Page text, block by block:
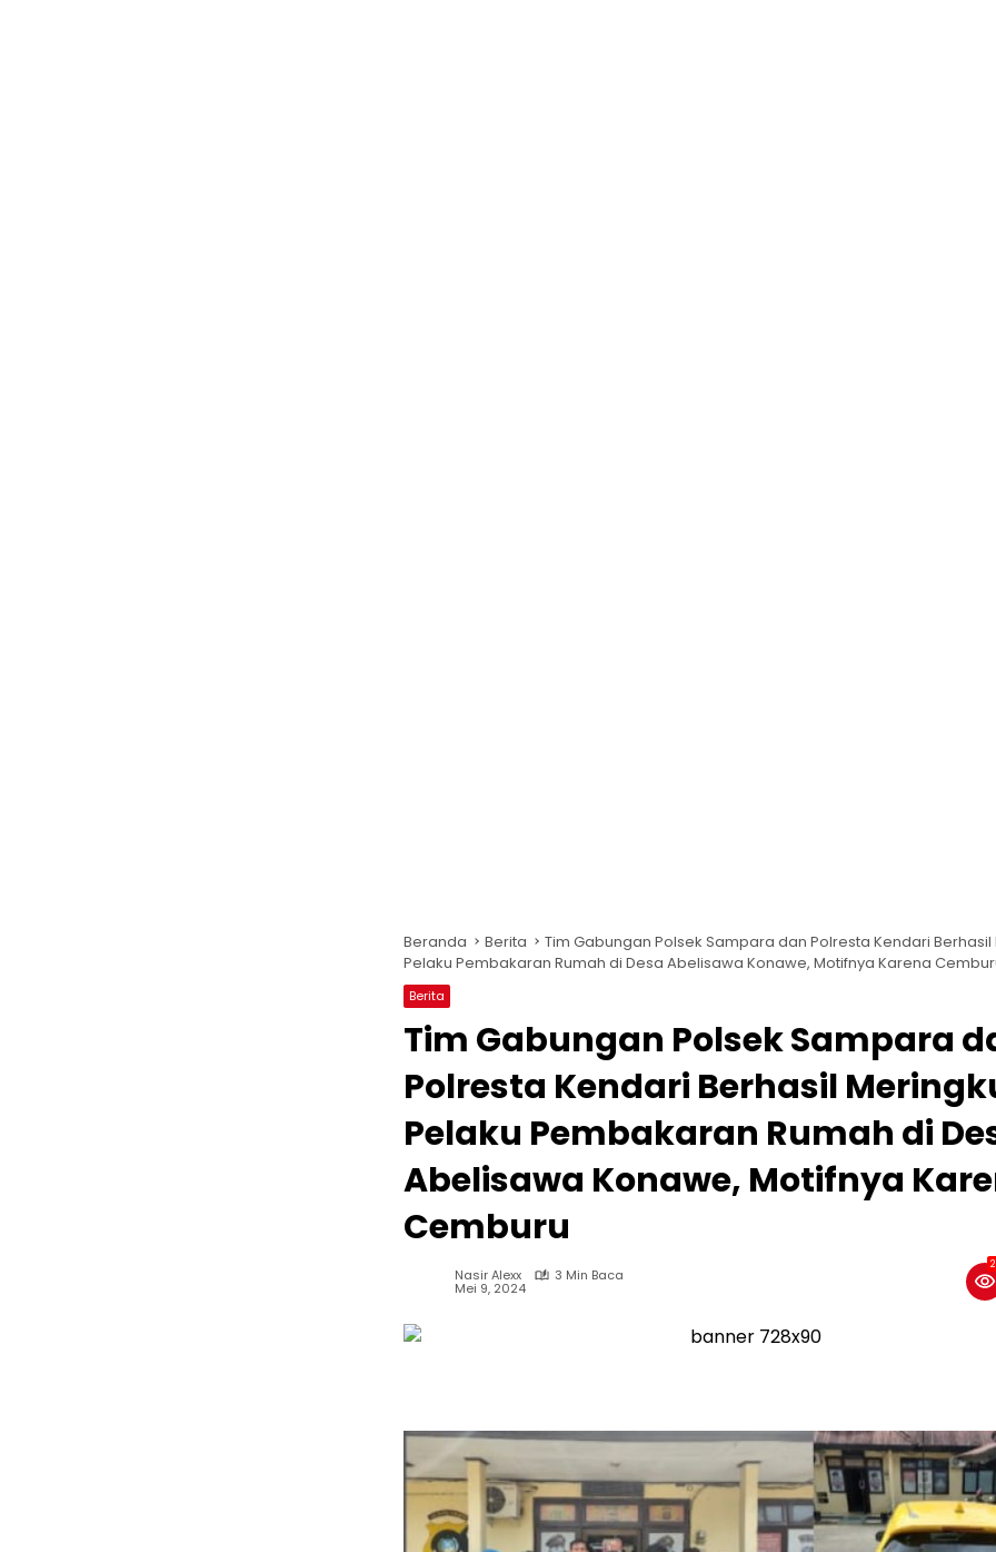
Beranda Berita
Tim Gabungan Polsek Sampara dan Polresta Kendari Berhasil
Pelaku Pembakaran Rumah di Desa Abelisawa Konawe, Motifnya Karena
Berita
Tim Gabungan Polsek Sampara
Polresta Kendari Berhasil
Pelaku Pembakaran Rumah di
Abelisawa Konawe, Motifnya
Cemburu
Nasir Alexx 3 Min Baca
Mei 9, 2024